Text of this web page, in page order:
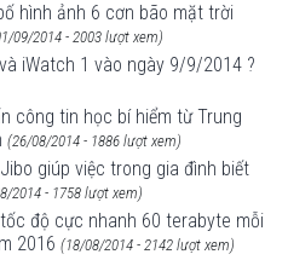
hình ảnh 6 cơn bão mặt trời
09/2014 - 2003 lượt xem)
iWatch 1 vào ngày 9/9/2014 ?
công tin học bí hiểm từ Trung
(26/08/2014 - 1886 lượt xem)
giúp việc trong gia đình biết
2014 - 1758 lượt xem)
độ cực nhanh 60 terabyte mỗi
2016 (18/08/2014 - 2142 lượt xem)